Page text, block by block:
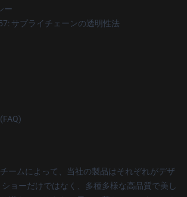
ー
サプライチェーンの透明性法
ームによって、当社の製品はそれぞれがデザ
ョーだけではなく、多種多様な高品質で美し